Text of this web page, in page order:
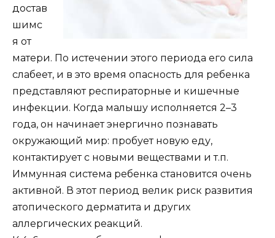
достав
шимс
я от
матери. По истечении этого периода его сила
слабеет, и в это время опасность для ребенка
представляют респираторные и кишечные
инфекции. Когда малышу исполняется 2–3
года, он начинает энергично познавать
окружающий мир: пробует новую еду,
контактирует с новыми веществами и т.п.
Иммунная система ребенка становится очень
активной. В этот период велик риск развития
атопического дерматита и других
аллергических реакций.